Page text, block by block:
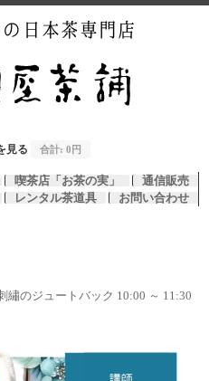
見る 合計: 0円
喫茶店「お茶の実」
通信販売
レンタル茶道具 お問い合わせ
のジュートバック 10:00 ～ 11:30